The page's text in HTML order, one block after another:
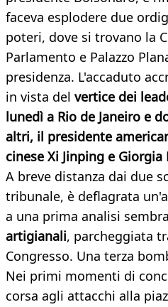
faceva esplodere due
poteri, dove si trovano la
Parlamento e Palazzo
presidenza. L'accaduto
in vista del vertice dei
lunedì a Rio de Janeiro e
altri, il presidente
cinese Xi Jinping e Giorgia
A breve distanza dai due
tribunale, è deflagrata
a una prima analisi
artigianali, parcheggiata
Congresso. Una terza
Nei primi momenti di
corsa agli attacchi alla